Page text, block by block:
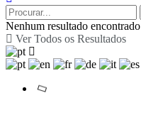
Nenhum resultado encontrado
Ver Todos os Resultados